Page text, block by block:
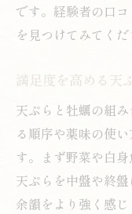
です。経験者の口
を見つけてみてくだ
満足度を高める天
天ぷらと牡蠣の組
る順序や薬味の使
す。まず野菜や白
天ぷらを中盤や終
余韻をより強く感じ